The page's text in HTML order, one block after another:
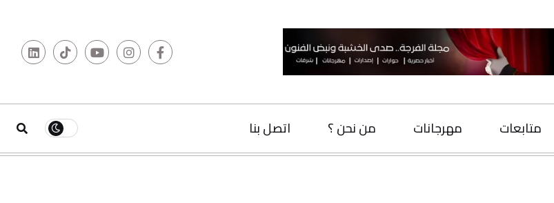
مهرجانات من نحن ؟ اتصل بنا